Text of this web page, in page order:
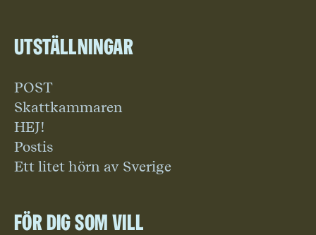
Utställningar
POST
Skattkammaren
HEJ!
Postis
Ett litet hörn av Sverige
För dig som vill